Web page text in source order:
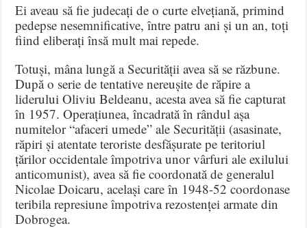
Ei aveau să fie judecați de o curte elvețiană, primind
pedepse nesemnificative, între patru ani și un an, toți
fiind eliberați însă mult mai repede.
Totuși, mâna lungă a Securității avea să se răzbune.
După o serie de tentative nereușite de răpire a
liderului Oliviu Beldeanu, acesta avea să fie capturat
în 1957. Operațiunea, încadrată în rândul așa
numitelor “afaceri umede” ale Securității (asasinate,
răpiri și atentate teroriste desfășurate pe teritoriul
țărilor occidentale împotriva unor vârfuri ale exilului
anticomunist), avea să fie coordonată de generalul
Nicolae Doicaru, același care în 1948-52 coordonase
teribila represiune împotriva rezostenței armate din
Dobrogea.